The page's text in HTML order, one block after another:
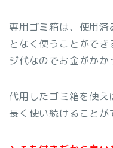
専用ゴミ箱は、使用
となく使うことがで
ジ代なのでお金がかか
代用したゴミ箱を使
長く使い続けること